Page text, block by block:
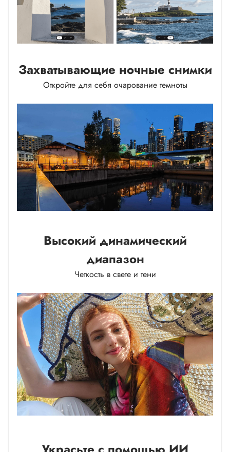
Захватывающие ночные снимки
Откройте для себя очарование темноты
Высокий динамический
диапазон
Четкость в свете и тени